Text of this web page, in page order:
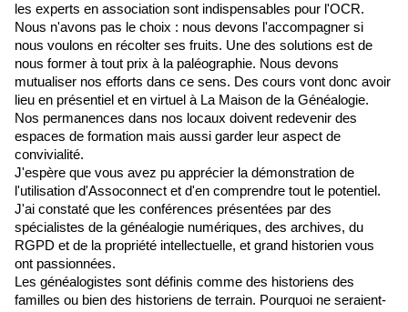
les experts en association sont indispensables pour l'OCR.
Nous n'avons pas le choix : nous devons l'accompagner si
nous voulons en récolter ses fruits. Une des solutions est de
nous former à tout prix à la paléographie. Nous devons
mutualiser nos efforts dans ce sens. Des cours vont donc avoir
lieu en présentiel et en virtuel à La Maison de la Généalogie.
Nos permanences dans nos locaux doivent redevenir des
espaces de formation mais aussi garder leur aspect de
convivialité.
J'espère que vous avez pu apprécier la démonstration de
l'utilisation d'Assoconnect et d'en comprendre tout le potentiel.
J'ai constaté que les conférences présentées par des
spécialistes de la généalogie numériques, des archives, du
RGPD et de la propriété intellectuelle, et grand historien vous
ont passionnées.
Les généalogistes sont définis comme des historiens des
familles ou bien des historiens de terrain. Pourquoi ne seraient-